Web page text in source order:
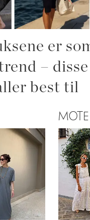
er
– disse
best til
MOTE